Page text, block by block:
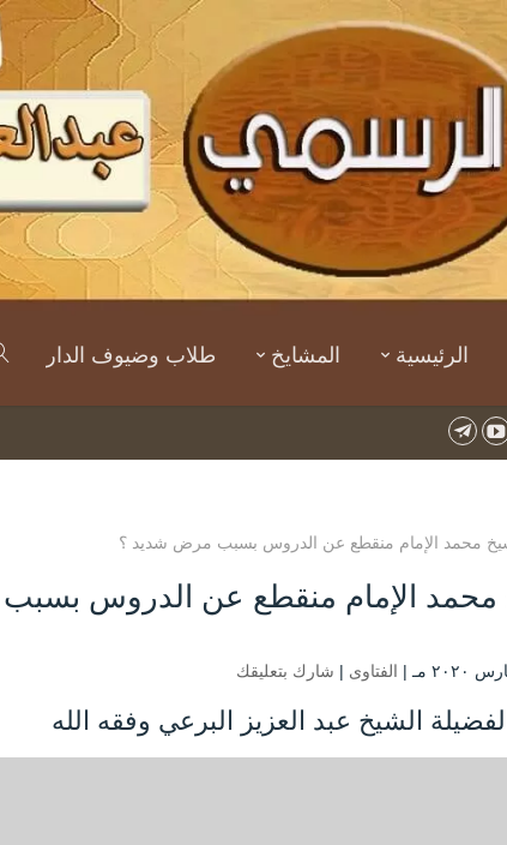
الرئيسية المشايخ طلاب وضيوف الدار
محمد الإمام منقطع عن الدروس بسبب مرض شديد ؟
الإمام منقطع عن الدروس
الفتاوى | شارك بتعليقك
لفضيلة الشيخ عبد العزيز البرعي وفقه الله